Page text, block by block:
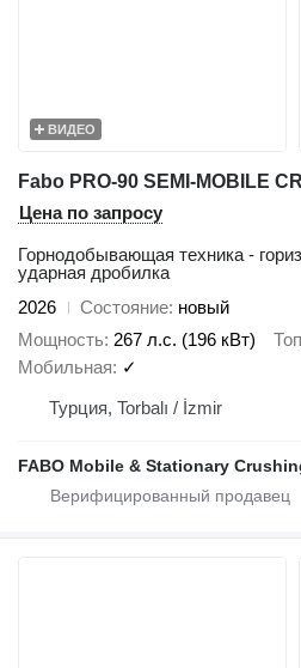
ВИДЕО
Цена по запросу
Горнодобывающая техника -
ударная дробилка
2026
Состояние новый
Мощность 267 л.с. (196 кВт)
Мобильная
✓
Турция, Torbalı / İzmir